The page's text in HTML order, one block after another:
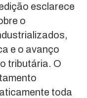
esclarece
o
e o avanço
tributária. O
toda